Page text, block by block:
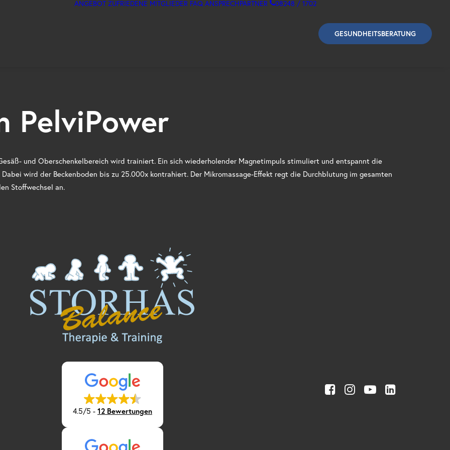
ANGEBOT ZUFRIEDENE MITGLIEDER FAQ ANSPRECHPARTNER 08248 / 1702
GESUNDHEITSBERATUNG
PelviPower
und Oberschenkelbereich wird trainiert. Ein sich wiederholender Magnetimpuls stimuliert und entspannt die
wird der Beckenboden bis zu 25.000x kontrahiert. Der Mikromassage-Effekt regt die Durchblutung im gesamten
Stoffwechsel an.
4.5/5 - 12 Bewertungen